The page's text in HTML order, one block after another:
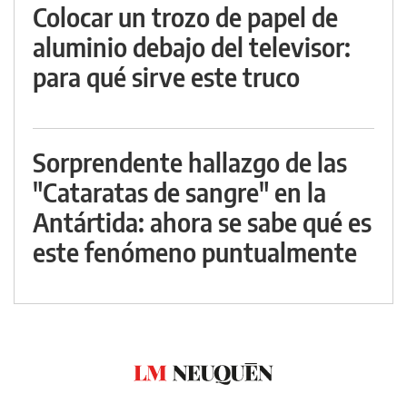
Colocar un trozo de papel de
aluminio debajo del televisor:
para qué sirve este truco
Sorprendente hallazgo de las
"Cataratas de sangre" en la
Antártida: ahora se sabe qué es
este fenómeno puntualmente